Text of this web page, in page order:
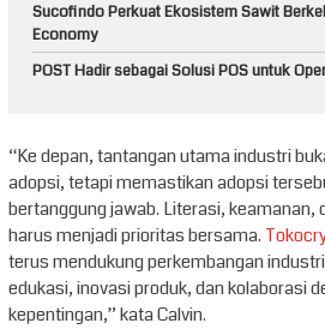
Sucofindo Perkuat Ekosistem Sawit
Economy
POST Hadir sebagai Solusi POS untuk
“Ke depan, tantangan utama industri
adopsi, tetapi memastikan adopsi
bertanggung jawab. Literasi, keamanan,
harus menjadi prioritas bersama.
terus mendukung perkembangan
edukasi, inovasi produk, dan kolaborasi
kepentingan,” kata Calvin.